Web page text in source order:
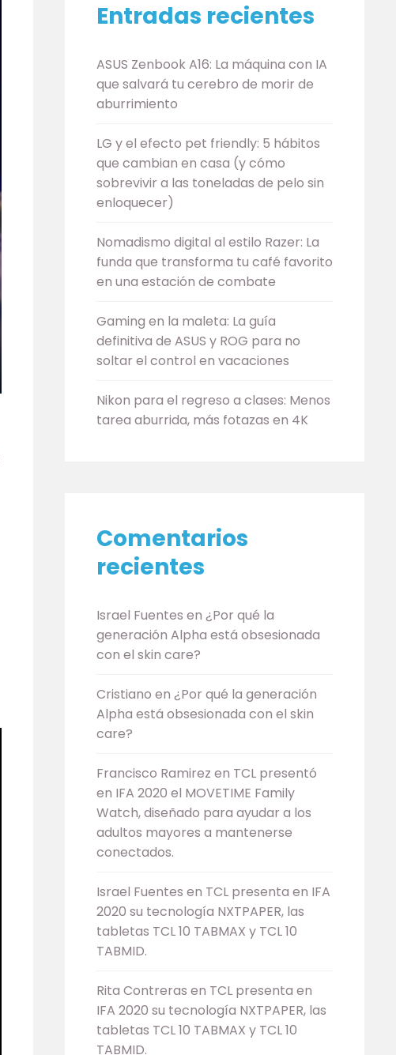
Entradas recientes
ASUS Zenbook A16: La máquina con IA
que salvará tu cerebro de morir de
aburrimiento
LG y el efecto pet friendly: 5 hábitos
que cambian en casa (y cómo
sobrevivir a las toneladas de pelo sin
enloquecer)
Nomadismo digital al estilo Razer: La
funda que transforma tu café favorito
en una estación de combate
Gaming en la maleta: La guía
definitiva de ASUS y ROG para no
soltar el control en vacaciones
Nikon para el regreso a clases: Menos
tarea aburrida, más fotazas en 4K
Comentarios
recientes
Israel Fuentes en ¿Por qué la
generación Alpha está obsesionada
con el skin care?
Cristiano en ¿Por qué la generación
Alpha está obsesionada con el skin
care?
Francisco Ramirez en TCL presentó
en IFA 2020 el MOVETIME Family
Watch, diseñado para ayudar a los
adultos mayores a mantenerse
conectados.
Israel Fuentes en TCL presenta en IFA
2020 su tecnología NXTPAPER, las
tabletas TCL 10 TABMAX y TCL 10
TABMID.
Rita Contreras en TCL presenta en
IFA 2020 su tecnología NXTPAPER, las
tabletas TCL 10 TABMAX y TCL 10
TABMID.